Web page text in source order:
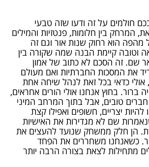
חולמים על זה ודעו שזה טבעי
המרחק בין חלומות, פנטזיות והמילים
מהפה הוא רחוק שנות אור וגם זה
וטובה קיימת הבנה שמה שקורה בין
שם. זה הסכם לא כתוב של אמון
את המסכות החברתיות ואם מעולם
כדאי בכל זאת לנהל שיחה אחת
ברור. בחוץ אנחנו אולי הורים אחראים,
חברים טובים, אבל בתוך המרחב המיני
להיות יצריים, חשופים ואפילו קצת
שם לא מגדירות את האישיות
הן חלק ממשחק שנועד להעצים את
כשאנחנו משחררים את הפחד
מתחילות לצאת בצורה הרבה יותר